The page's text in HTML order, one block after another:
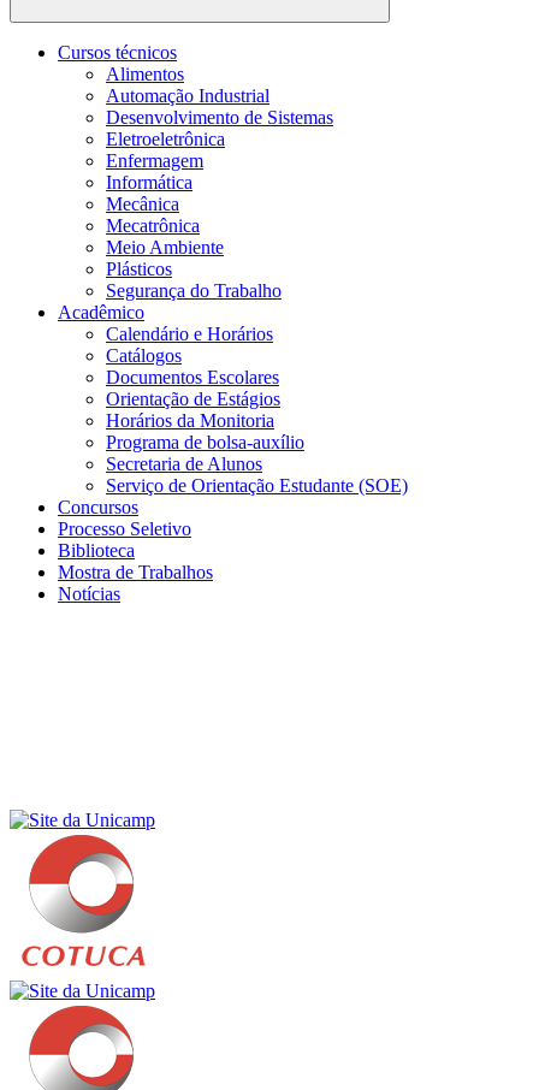
Buscar
Cursos técnicos
Alimentos
Automação Industrial
Desenvolvimento de Sistemas
Eletroeletrônica
Enfermagem
Informática
Mecânica
Mecatrônica
Meio Ambiente
Plásticos
Segurança do Trabalho
Acadêmico
Calendário e Horários
Catálogos
Documentos Escolares
Orientação de Estágios
Horários da Monitoria
Programa de bolsa-auxílio
Secretaria de Alunos
Serviço de Orientação Estudante (SOE)
Concursos
Processo Seletivo
Biblioteca
Mostra de Trabalhos
Notícias